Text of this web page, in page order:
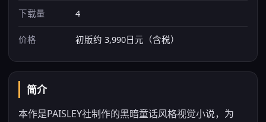
下载量 4
价格 初版约 3,990日元（含税）
简介
本作是PAISLEY社制作的黑暗童话风格视觉小说，为